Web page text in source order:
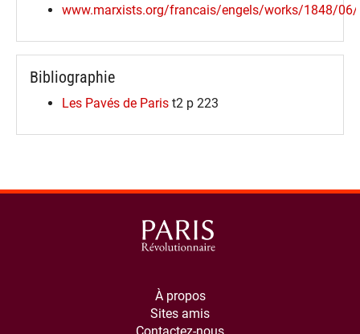
www.marxists.org/francais/engels/works/1848/
Bibliographie
Les Pavés de Paris t2 p 223
À propos
Sites amis